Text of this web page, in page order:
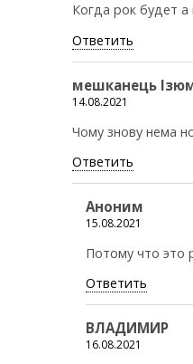
Когда рок будет
Ответить
мешканець
14.08.2021
Чому знову нема
Ответить
Аноним
15.08.2021
Потому что это
Ответить
ВЛАДИМИР
16.08.2021